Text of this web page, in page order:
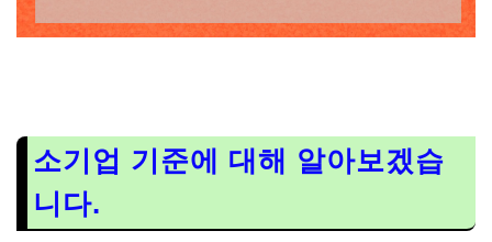
소기업 기준에 대해 알아보겠습
니다.